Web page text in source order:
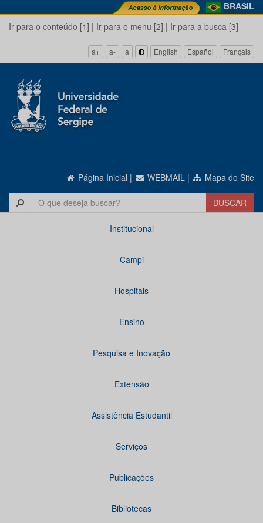
BRASIL
Ir para o conteúdo [1] | Ir para o menu [2] | Ir para a busca [3]
a+ a- a English Español Français
Página Inicial | WEBMAIL | Mapa do Site
Institucional
Campi
Hospitais
Ensino
Pesquisa e Inovação
Extensão
Assistência Estudantil
Serviços
Publicações
Bibliotecas